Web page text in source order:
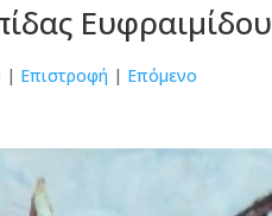
Ευφραιμίδου
| Επιστροφή | Επόμενο